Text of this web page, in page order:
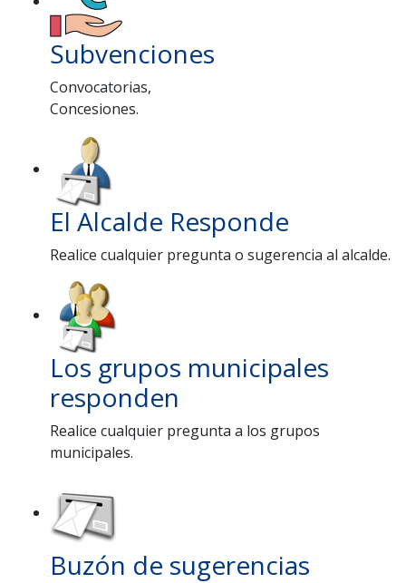
Subvenciones
Convocatorias,
Concesiones.
El Alcalde Responde
Realice cualquier pregunta o sugerencia al alcalde.
Los grupos municipales
responden
Realice cualquier pregunta a los grupos
municipales.
Buzón de sugerencias